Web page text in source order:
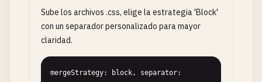
Sube los archivos .css, elige la estrategia 'Block'
con un separador personalizado para mayor
claridad.
mergeStrategy: block, separator: